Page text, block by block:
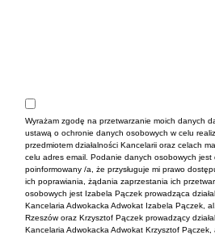
Wyrażam zgodę na przetwarzanie moich danych
ustawą o ochronie danych osobowych w celu
przedmiotem działalności Kancelarii oraz celach
celu adres email. Podanie danych osobowych jest
poinformowany /a, że przysługuje mi prawo
ich poprawiania, żądania zaprzestania ich
osobowych jest Izabela Pączek prowadząca
Kancelaria Adwokacka Adwokat Izabela Pączek,
Rzeszów oraz Krzysztof Pączek prowadzący
Kancelaria Adwokacka Adwokat Krzysztof